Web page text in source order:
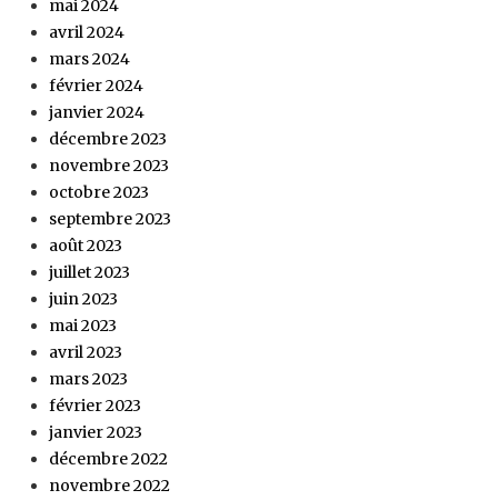
mai 2024
avril 2024
mars 2024
février 2024
janvier 2024
décembre 2023
novembre 2023
octobre 2023
septembre 2023
août 2023
juillet 2023
juin 2023
mai 2023
avril 2023
mars 2023
février 2023
janvier 2023
décembre 2022
novembre 2022